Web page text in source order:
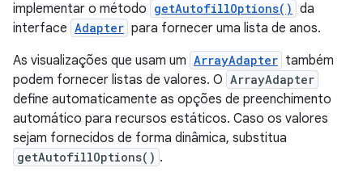
implementar o método getAutofillOptions() da
interface Adapter para fornecer uma lista de anos.
As visualizações que usam um ArrayAdapter também
podem fornecer listas de valores. O ArrayAdapter
define automaticamente as opções de preenchimento
automático para recursos estáticos. Caso os valores
sejam fornecidos de forma dinâmica, substitua
getAutofillOptions() .